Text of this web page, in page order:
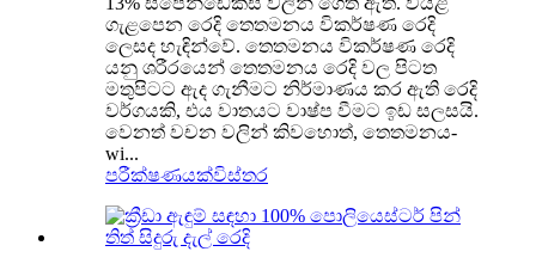
ගැළපෙන රෙදි තෙතමනය විකර්ෂණ රෙදි
ලෙසද හැඳින්වේ. තෙතමනය විකර්ෂණ රෙදි
යනු ශරීරයෙන් තෙතමනය රෙදි වල පිටත
මතුපිටට ඇද ගැනීමට නිර්මාණය කර ඇති රෙදි
වර්ගයකි, එය වාතයට වාෂ්ප වීමට ඉඩ සලසයි.
වෙනත් වචන වලින් කිවහොත්, තෙතමනය-
wi...
පරීක්ෂණයක්විස්තර